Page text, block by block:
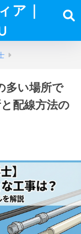
ア｜
多い場所で
配線方法の